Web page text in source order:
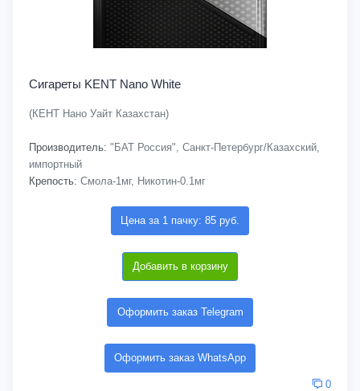
Сигареты KENT Nano White
(КЕНТ Нано Уайт Казахстан)
Производитель: "БАТ Россия", Санкт-Петербург/Казахский,
импортный
Крепость: Смола-1мг, Никотин-0.1мг
Цена за 1 пачку: 85 руб.
Добавить в корзину
Оформить заказ Telegram
Оформить заказ WhatsApp
0